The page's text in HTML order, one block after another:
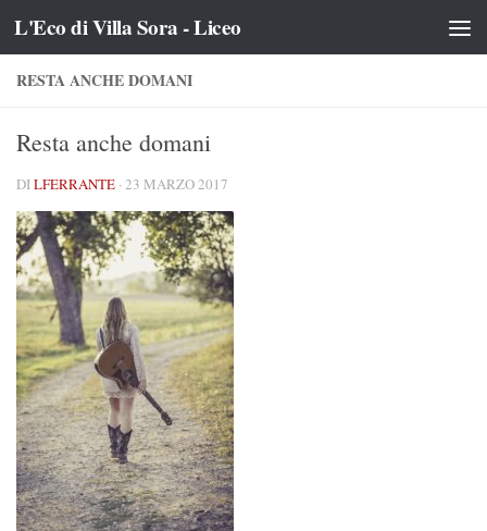
Salta al contenuto
L'Eco di Villa Sora - Liceo
RESTA ANCHE DOMANI
Resta anche domani
DILFERRANTE · 23 MARZO 2017